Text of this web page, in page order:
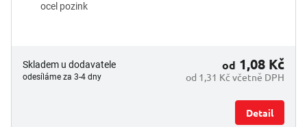
ocel pozink
Skladem u dodavatele
odesíláme za 3-4 dny od 1,31 Kč včetně DPH
od 1,08 Kč
Detail